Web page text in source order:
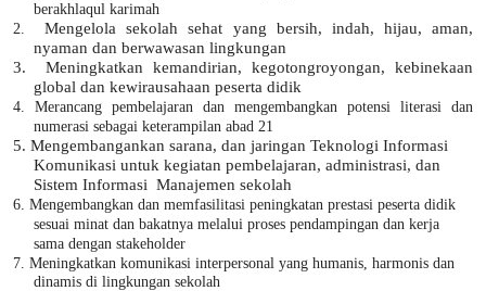
berakhlaqul karimah
2.
Mengelola sekolah sehat yang bersih, indah, hijau, aman,
nyaman dan berwawasan lingkungan
3.
Meningkatkan kemandirian, kegotongroyongan, kebinekaan
global dan kewirausahaan peserta didik
4.
Merancang pembelajaran dan mengembangkan potensi literasi dan
numerasi sebagai keterampilan abad 21
5. Mengembangankan sarana, dan jaringan Teknologi Informasi
Komunikasi untuk kegiatan pembelajaran, administrasi, dan
Sistem Informasi Manajemen sekolah
6. Mengembangkan dan memfasilitasi peningkatan prestasi peserta didik
sesuai minat dan bakatnya melalui proses pendampingan dan kerja
sama dengan stakeholder
7. Meningkatkan komunikasi interpersonal yang humanis, harmonis dan
dinamis di lingkungan sekolah